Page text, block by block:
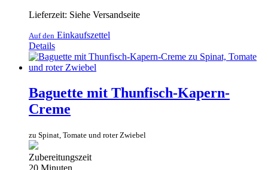
Lieferzeit: Siehe Versandseite
Auf den Einkaufszettel
Details
Baguette mit Thunfisch-Kapern-
Creme
zu Spinat, Tomate und roter Zwiebel
Zubereitungszeit
20 Minuten